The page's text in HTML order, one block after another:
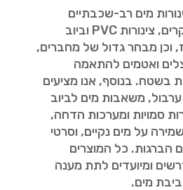
מים רב-שכבתיים
(PEX) למים חמים וקרים, צינורות PVC וביוב
וכן מבחר גדול של מחברים,
ואטמים להתאמה
בנוסף, אנו מציעים
ערבול, משאבות מים לביוב
סמויות ומערכות הדחה,
על מים נקיים, וסרטי
הברגות. כל המוצרים
ומיועדים לתת מענה
מים.